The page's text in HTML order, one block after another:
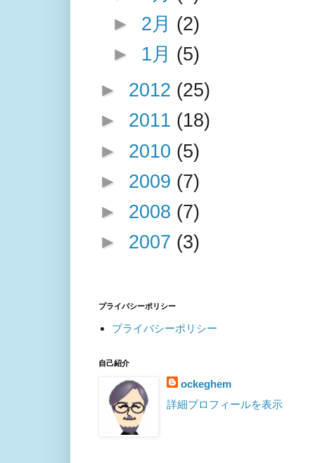
► 2月 (2)
► 1月 (5)
► 2012 (25)
► 2011 (18)
► 2010 (5)
► 2009 (7)
► 2008 (7)
► 2007 (3)
プライバシーポリシー
プライバシーポリシー
自己紹介
ockeghem
詳細プロフィールを表示